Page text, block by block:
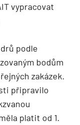
vypracovat
podle
bodům
zakázek.
připravilo
platit od 1.